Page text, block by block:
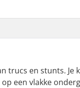
trucs en stunts. Je
een vlakke